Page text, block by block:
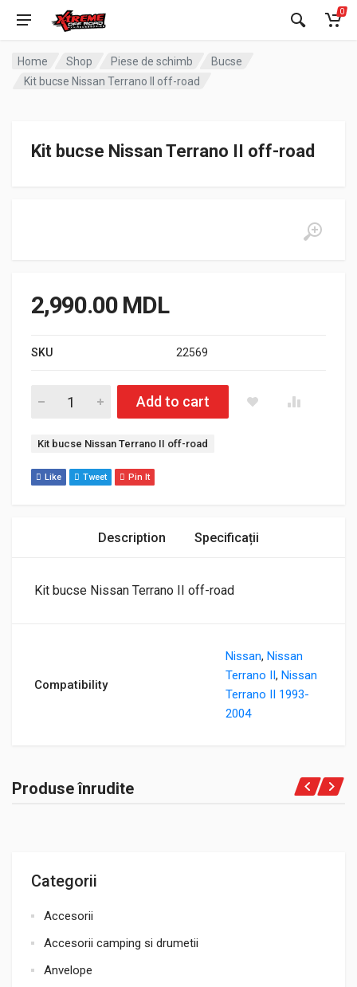
0
Home Shop Piese de schimb
Bucse
Kit bucse Nissan Terrano II off-road
Categorii
Accesorii
Accesorii camping si drumetii
Anvelope
Kit bucse Nissan Terrano II off-road
2,990.00 MDL
SKU 22569
Cantitate Kit bucse Nissan Terrano II off-road
Add to cart
Etichetă:
Kit bucse Nissan Terrano II off-road
Like Tweet Pin It
Description Specificații
Kit bucse Nissan Terrano II off-road
Compatibility
Nissan, Nissan
Terrano II, Nissan
Terrano II 1993-
2004
Produse înrudite